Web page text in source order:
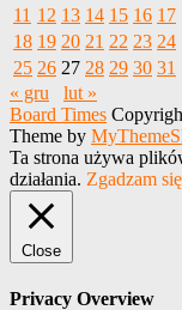
11 12 13 14 15 16 17
18 19 20 21 22 23 24
25 26 27 28 29 30 31
« gru
lut »
Board Times
Theme by
Ta strona używa
działania. Zgadzam się
Close
Privacy Overview